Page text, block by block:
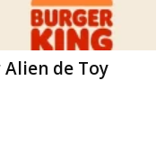
de Toy